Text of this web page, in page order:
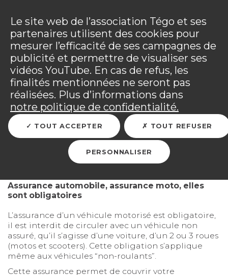
adhérents sinistrés et les personnels mobilisés.
Tous les détails dansvotre espace adhérent.
Vous êtes sur le site Tégo
RETOUR
Je conduis un véhicule
Assurance automobile, assurance moto, elles
sont obligatoires
L’assurance d’un véhicule motorisé est obligatoire,
il est interdit de circuler avec un véhicule non
assuré, qu’il s’agisse d’une voiture, d’un 2 ou 3 roues
(motos et scooters). Cette obligation s’applique
même aux véhicules “non-roulants”.
Cette assurance permet de couvrir votre
Le site web de l’association Tégo et ses
partenaires utilisent des cookies pour
mesurer l’efficacité de ses campagnes de
publicité et permettre de visualiser ses
vidéos YouTube. En cas de refus, les
finalités mentionnées ne seront pas
réalisées. Plus d’informations dans
notre politique de confidentialité.
TOUT ACCEPTER TOUT REFUSER
PERSONNALISER